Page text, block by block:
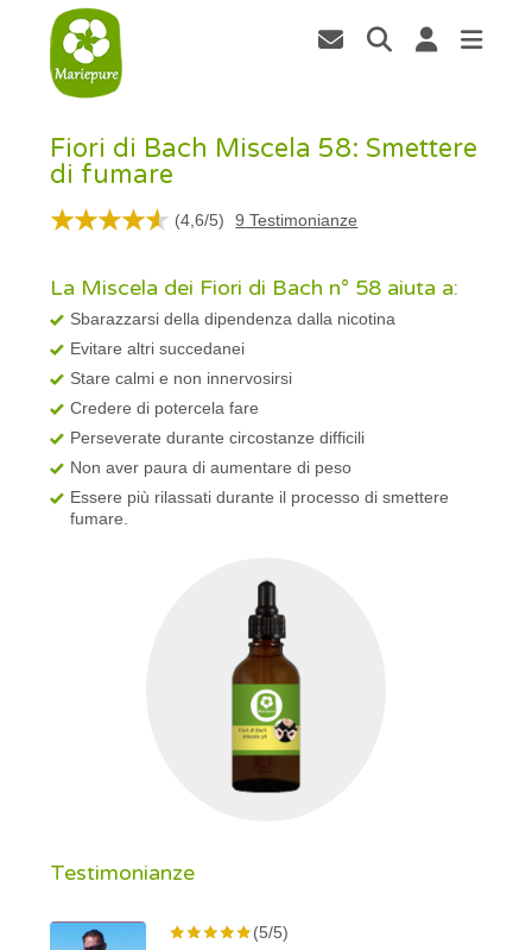
Fiori di Bach Miscela 58: Smettere
di fumare
(4,6/5) 9 Testimonianze
La Miscela dei Fiori di Bach n° 58 aiuta a:
Sbarazzarsi della dipendenza dalla nicotina
Evitare altri succedanei
Stare calmi e non innervosirsi
Credere di potercela fare
Perseverate durante circostanze difficili
Non aver paura di aumentare di peso
Essere più rilassati durante il processo di smettere
fumare.
Testimonianze
(5/5)